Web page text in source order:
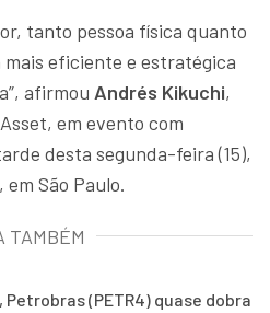
tanto pessoa física quanto
eficiente e estratégica
afirmou Andrés Kikuchi,
em evento com
desta segunda-feira (15),
São Paulo.
TAMBÉM
(PETR4) quase dobra